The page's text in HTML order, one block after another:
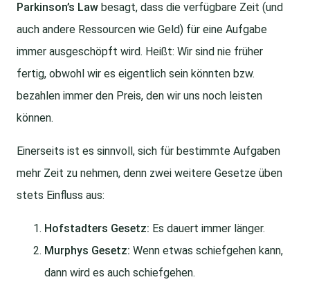
Parkinson’s Law besagt, dass die verfügbare Zeit (und
auch andere Ressourcen wie Geld) für eine Aufgabe
immer ausgeschöpft wird. Heißt: Wir sind nie früher
fertig, obwohl wir es eigentlich sein könnten bzw.
bezahlen immer den Preis, den wir uns noch leisten
können.
Einerseits ist es sinnvoll, sich für bestimmte Aufgaben
mehr Zeit zu nehmen, denn zwei weitere Gesetze üben
stets Einfluss aus:
Hofstadters Gesetz: Es dauert immer länger.
Murphys Gesetz: Wenn etwas schiefgehen kann,
dann wird es auch schiefgehen.